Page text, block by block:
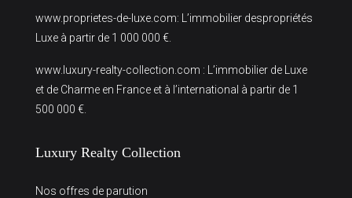
www.proprietes-de-luxe.com: L’immobilier despropriétés
Luxe à partir de 1 000 000 €.
www.luxury-realty-collection.com : L’immobilier de Luxe
et de Charme en France et à l’international à partir de 1
500 000 €.
Luxury Realty Collection
Nos offres de parution